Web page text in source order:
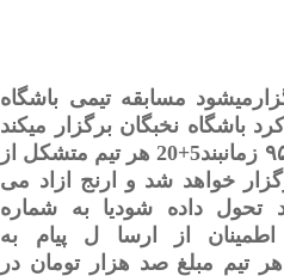
به اوپن اصفهان که در تاریخ ۲و۳برگزارمیشود مسابقه تیمی باشگاه
۱/۲۷وزمانبندی5+20 تغییر کرد باشگاه نخبگان برگزار میکند
مسابقه تیمی به مناسبت روز پدر زمان:۹۵/۱/۲۷ زمانبند5+20 هر تیم متشکل از
خواهد شد و ارنج ازاد می
تحول داده شودیا به شماره
اطمینان از ارسا ل پیام به
تیم مبلغ صد هزار تومان در